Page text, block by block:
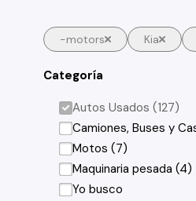
-motors Kia
Categoría
Autos Usados (127)
Camiones, Buses y
Motos (7)
Maquinaria pesada (4)
Yo busco